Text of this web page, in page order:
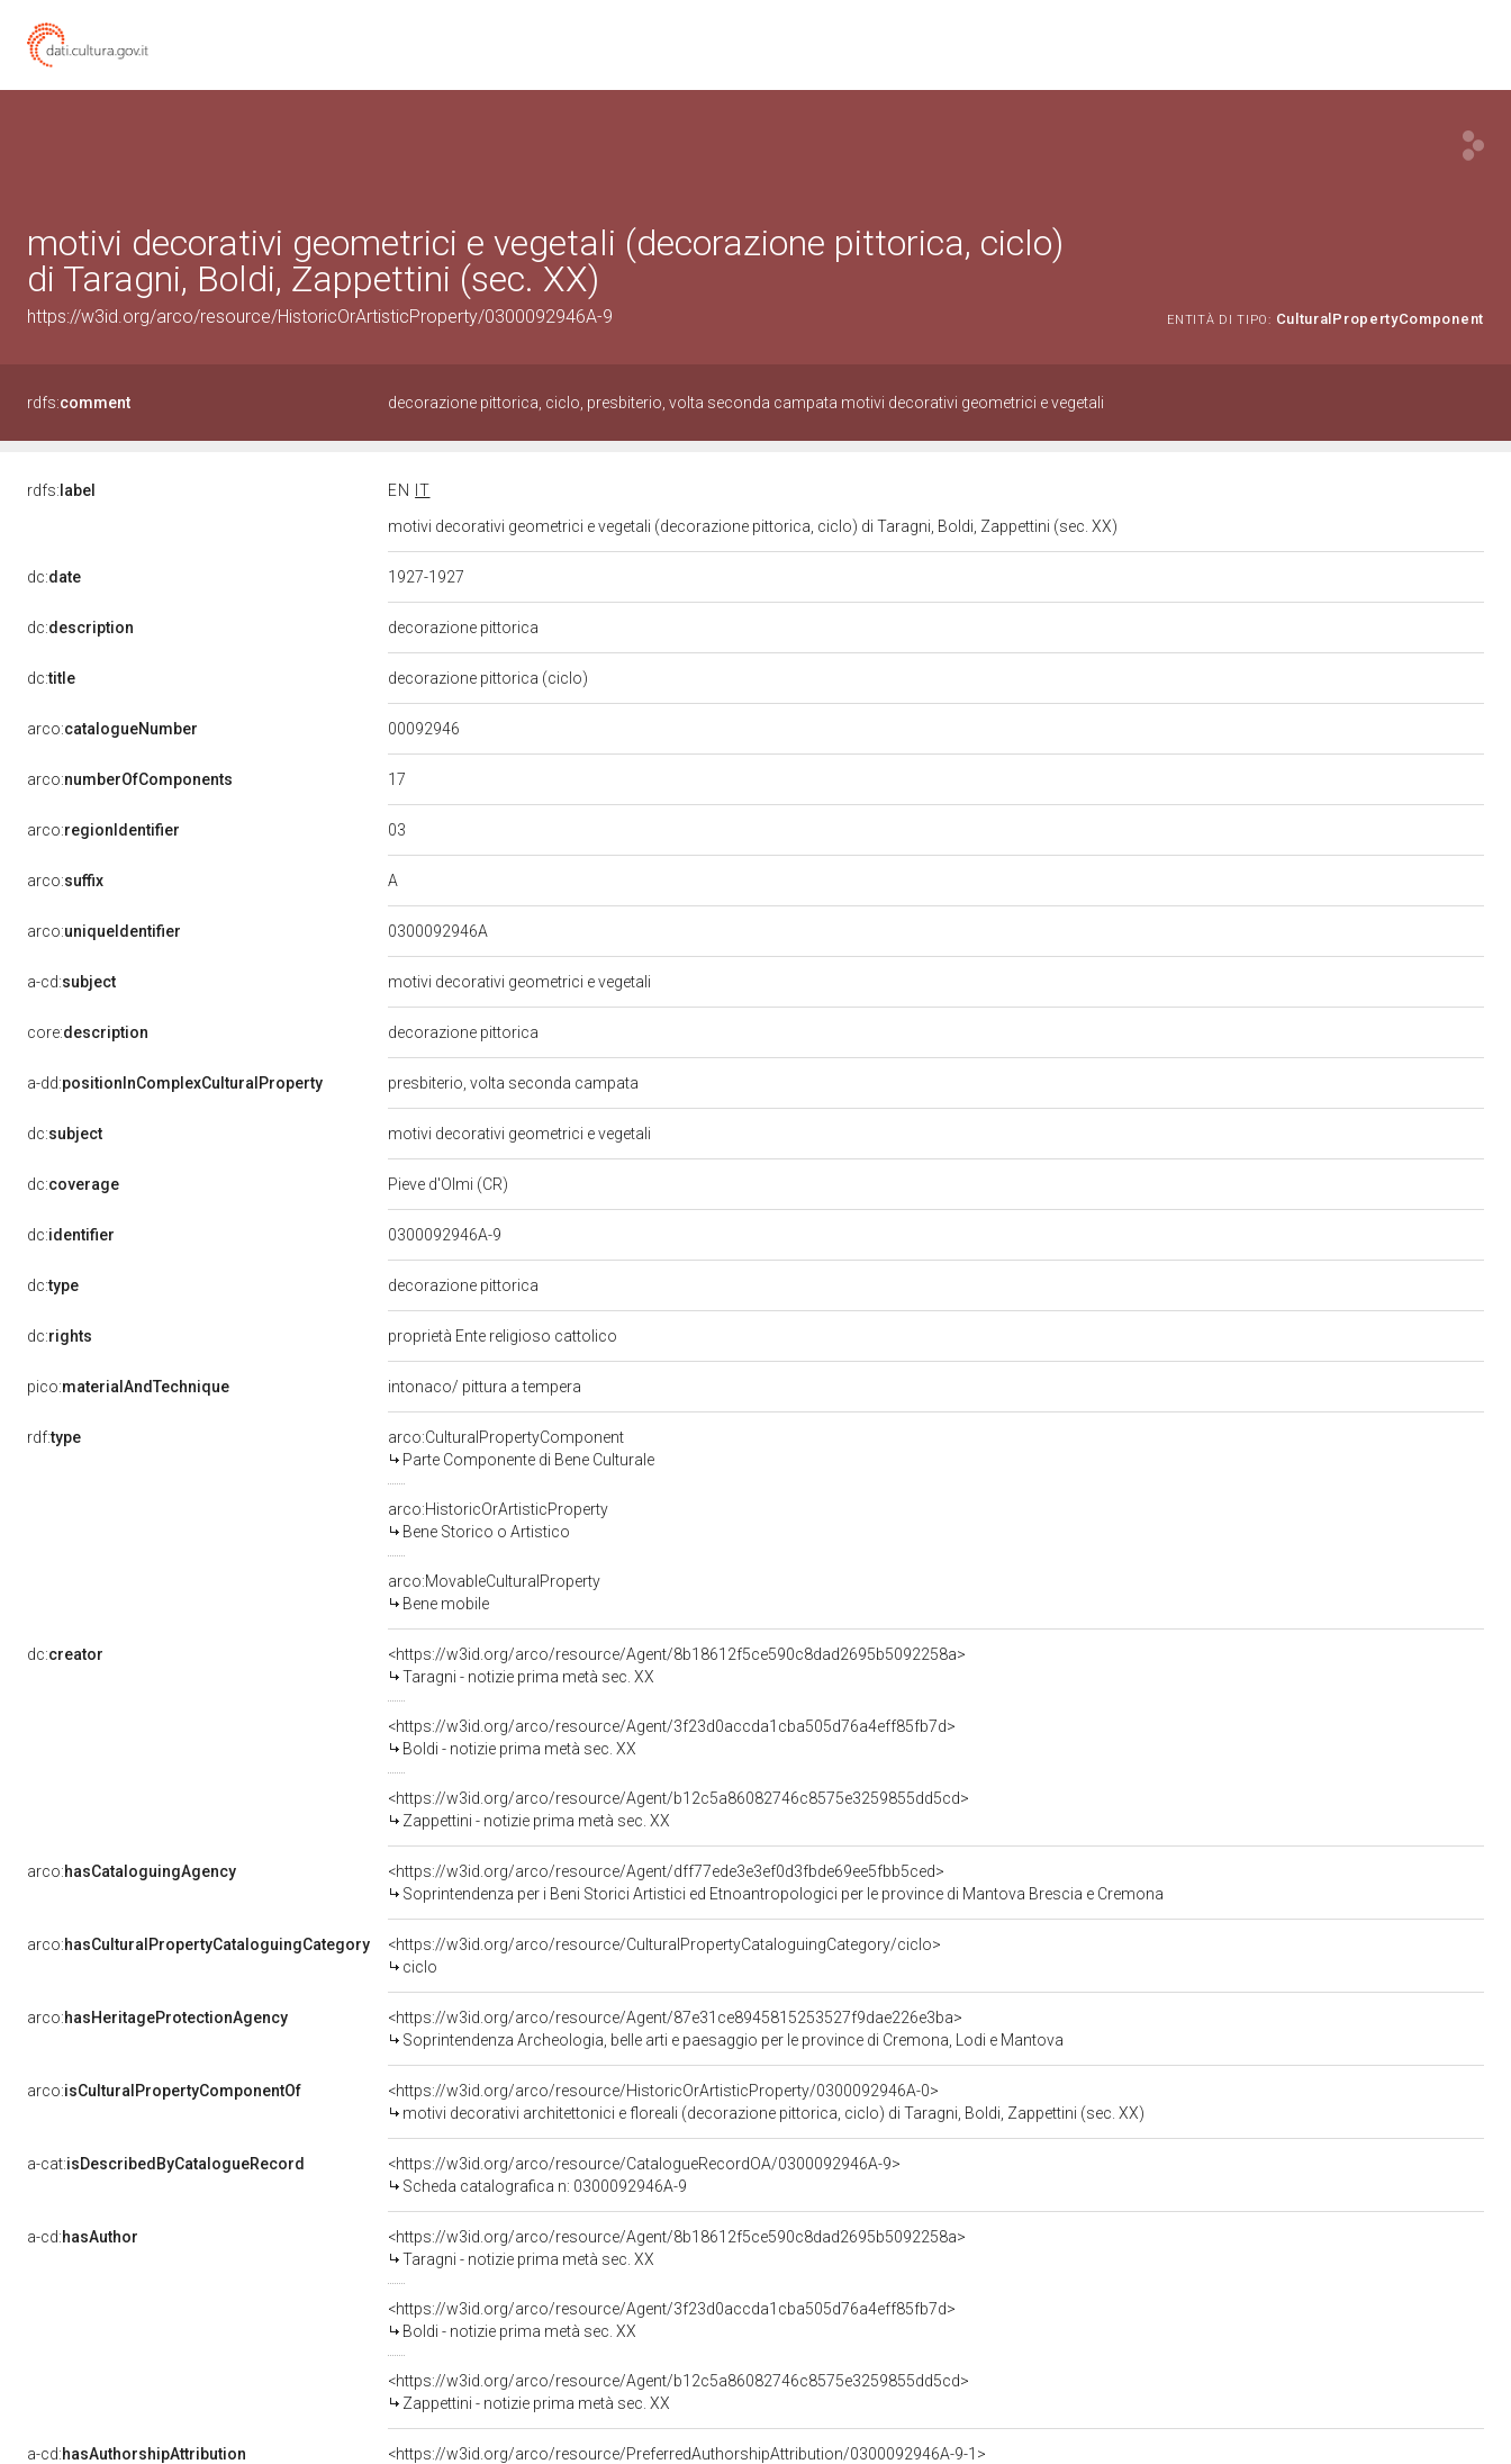
motivi decorativi geometrici e vegetali (decorazione pittorica, ciclo)
di Taragni, Boldi, Zappettini (sec. XX)
https://w3id.org/arco/resource/HistoricOrArtisticProperty/0300092946A-9 ENTITÀ DI TIPO: CulturalPropertyComponent
rdfs:comment decorazione pittorica, ciclo, presbiterio, volta seconda campata motivi decorativi geometrici e vegetali
rdfs: label EN
IT
motivi decorativi geometrici e vegetali (decorazione pittorica, ciclo) di Taragni, Boldi, Zappettini (sec. XX)
dc:date 1927-1927
dc:description decorazione pittorica
dc:title decorazione pittorica (ciclo)
arco:catalogueNumber 00092946
arco:numberOfComponents 17
arco:regionIdentifier 03
arco:suffix A
arco:uniqueIdentifier 0300092946A
a-cd:subject motivi decorativi geometrici e vegetali
core:description decorazione pittorica
a-dd:positionInComplexCulturalProperty presbiterio, volta seconda campata
dc:subject motivi decorativi geometrici e vegetali
dc:coverage Pieve d'Olmi (CR)
dc:identifier 0300092946A-9
dc:type decorazione pittorica
dc:rights proprietà Ente religioso cattolico
pico:materialAndTechnique intonaco/ pittura a tempera
rdf:type
arco:CulturalPropertyComponent
Parte Componente di Bene Culturale
arco:HistoricOrArtisticProperty
Bene Storico o Artistico
arco:MovableCulturalProperty
Bene mobile
dc:creator
<https://w3id.org/arco/resource/Agent/8b18612f5ce590c8dad2695b5092258a>
Taragni - notizie prima metà sec. XX
<https://w3id.org/arco/resource/Agent/3f23d0accda1cba505d76a4eff85fb7d>
Boldi - notizie prima metà sec. XX
<https://w3id.org/arco/resource/Agent/b12c5a86082746c8575e3259855dd5cd>
Zappettini - notizie prima metà sec. XX
arco:hasCataloguingAgency
<https://w3id.org/arco/resource/Agent/dff77ede3e3ef0d3fbde69ee5fbb5ced>
Soprintendenza per i Beni Storici Artistici ed Etnoantropologici per le province di Mantova Brescia e Cremona
arco:hasCulturalPropertyCataloguingCategory
<https://w3id.org/arco/resource/CulturalPropertyCataloguingCategory/ciclo>
ciclo
arco:hasHeritageProtectionAgency
<https://w3id.org/arco/resource/Agent/87e31ce8945815253527f9dae226e3ba>
Soprintendenza Archeologia, belle arti e paesaggio per le province di Cremona, Lodi e Mantova
arco:isCulturalPropertyComponentOf
<https://w3id.org/arco/resource/HistoricOrArtisticProperty/0300092946A-0>
motivi decorativi architettonici e floreali (decorazione pittorica, ciclo) di Taragni, Boldi, Zappettini (sec. XX)
a-cat:isDescribedByCatalogueRecord
<https://w3id.org/arco/resource/CatalogueRecordOA/0300092946A-9>
Scheda catalografica n: 0300092946A-9
a-cd:hasAuthor
<https://w3id.org/arco/resource/Agent/8b18612f5ce590c8dad2695b5092258a>
Taragni - notizie prima metà sec. XX
<https://w3id.org/arco/resource/Agent/3f23d0accda1cba505d76a4eff85fb7d>
Boldi - notizie prima metà sec. XX
<https://w3id.org/arco/resource/Agent/b12c5a86082746c8575e3259855dd5cd>
Zappettini - notizie prima metà sec. XX
a-cd:hasAuthorshipAttribution
<https://w3id.org/arco/resource/PreferredAuthorshipAttribution/0300092946A-9-1>